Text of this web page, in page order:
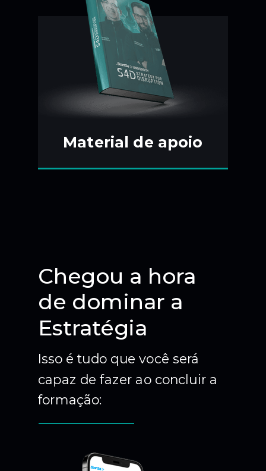
Chegou a hora
de dominar a
Estratégia
Isso é tudo que você será
capaz de fazer ao concluir a
formação:
Material de apoio